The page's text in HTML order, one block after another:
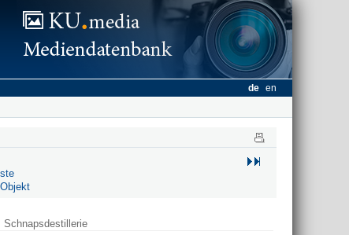
de en
Schnapsdestillerie